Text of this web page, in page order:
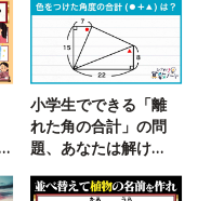
小学生でできる「離
れた角の合計」の問
題、あなたは解け